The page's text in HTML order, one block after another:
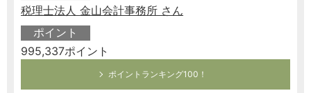
税理士法人 金山会計事務所 さん
ポイント
995,337ポイント
ポイントランキング100！